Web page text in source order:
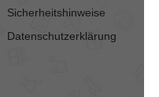
Sicherheitshinweise
Datenschutzerklärung